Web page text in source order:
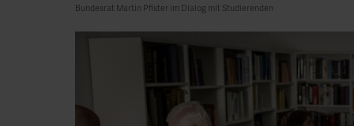
Bundesrat Martin Pfister im Dialog mit Studierenden